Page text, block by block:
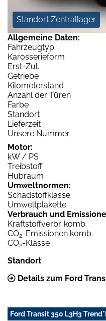
Standort Zentrallager
Allgemeine Daten:
Fahrzeugtyp
Karosserieform
Erst-Zul.
Getriebe
Kilometerstand
Anzahl der Türen
Farbe
Standort
Lieferzeit
Unsere Nummer
Motor:
kW / PS
Treibstoff
Hubraum
Umweltnormen:
Schadstoffklasse
Umweltplakette
Verbrauch und
Kraftstoffverbr. komb.
CO2-Emissionen komb.
CO2-Klasse
Standort
Details zum Ford
Ford Transit 350 L3H3